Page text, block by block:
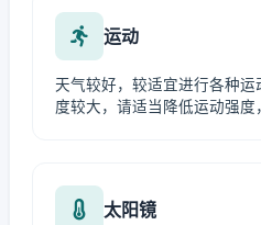
运动
天气较好，较适宜进行各种
度较大，请适当降低运动强度
太阳镜